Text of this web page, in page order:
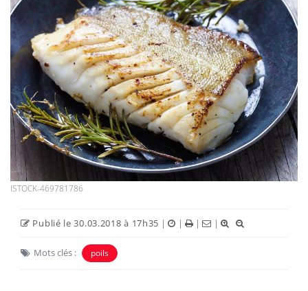
ISTOCK-469781786
Publié le 30.03.2018 à 17h35 | | | |
Mots clés : poils